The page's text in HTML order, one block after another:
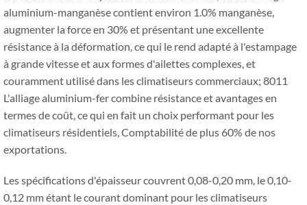
aluminium-manganèse contient environ 1.0% manganèse,
augmenter la force en 30% et présentant une excellente
résistance à la déformation, ce qui le rend adapté à l'estampage
à grande vitesse et aux formes d'ailettes complexes, et
couramment utilisé dans les climatiseurs commerciaux; 8011
L'alliage aluminium-fer combine résistance et avantages en
termes de coût, ce qui en fait un choix performant pour les
climatiseurs résidentiels, Comptabilité de plus 60% de nos
exportations.
Les spécifications d'épaisseur couvrent 0,08-0,20 mm, le 0,10-
0,12 mm étant le courant dominant pour les climatiseurs